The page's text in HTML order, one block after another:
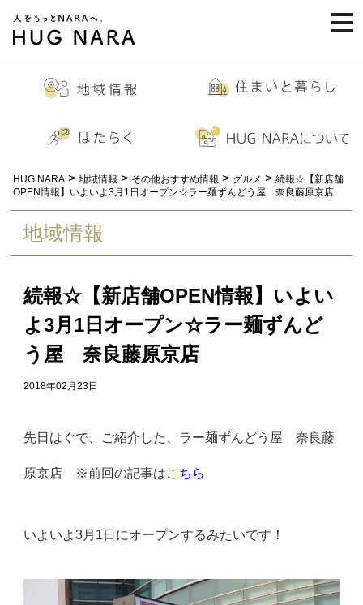
HUG NARA > 地域情報 > その他おすすめ情報 > グルメ > 続報☆【新店舗
OPEN情報】いよいよ3月1日オープン☆ラー麺ずんどう屋 奈良藤原京店
地域情報
続報☆【新店舗OPEN情報】いよい
よ3月1日オープン☆ラー麺ずんど
う屋 奈良藤原京店
2018年02月23日
先日はぐで、ご紹介した、ラー麺ずんどう屋 奈良藤
原京店 ※前回の記事はこちら
いよいよ3月1日にオープンするみたいです！